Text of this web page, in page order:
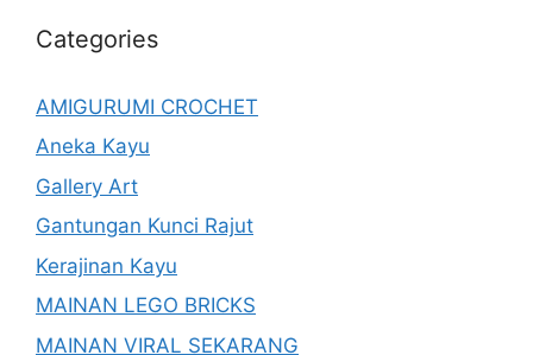
Categories
AMIGURUMI CROCHET
Aneka Kayu
Gallery Art
Gantungan Kunci Rajut
Kerajinan Kayu
MAINAN LEGO BRICKS
MAINAN VIRAL SEKARANG